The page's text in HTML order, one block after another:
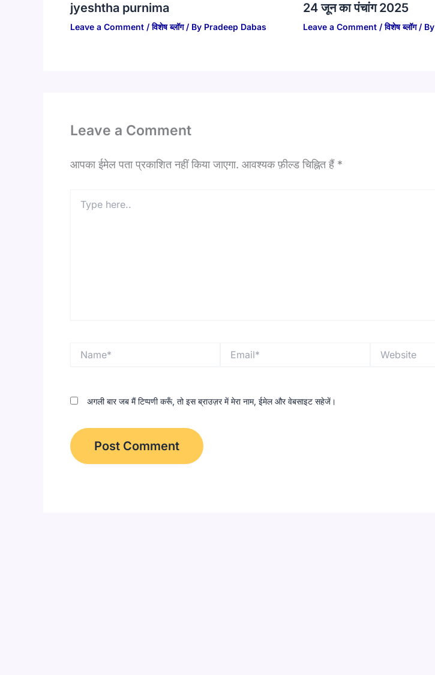
jyeshtha purnima
Leave a Comment /विशेष ब्लॉग/ By Pradeep Dabas
24 जून का पंचांग 2025
Leave a Comment /विशेष ब्लॉग/ By
Leave a Comment
आपका ईमेल पता प्रकाशित नहीं किया जाएगा. आवश्यक फ़ील्ड चिह्नित हैं *
here..
अगली बार जब मैं टिप्पणी करूँ, तो इस ब्राउज़र में मेरा नाम, ईमेल और वेबसाइट सहेजें।